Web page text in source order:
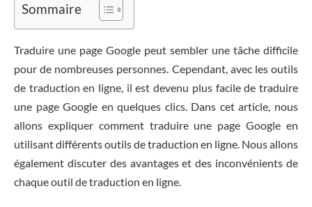
Sommaire
Traduire une page Google peut sembler une tâche difficile
pour de nombreuses personnes. Cependant, avec les outils
de traduction en ligne, il est devenu plus facile de traduire
une page Google en quelques clics. Dans cet article, nous
allons expliquer comment traduire une page Google en
utilisant différents outils de traduction en ligne. Nous allons
également discuter des avantages et des inconvénients de
chaque outil de traduction en ligne.